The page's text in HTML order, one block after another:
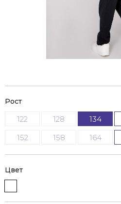
Рост
122 128 134
152
158 164
Цвет